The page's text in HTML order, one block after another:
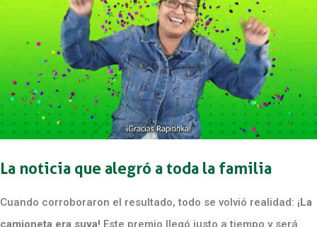
La noticia que alegró a toda la familia
Cuando corroboraron el resultado, todo se volvió realidad: ¡ La
camioneta era suya! Este premio llegó justo a tiempo y será